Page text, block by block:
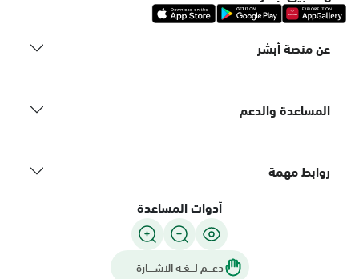
عن منصة أبشر
المساعدة والدعم
روابط مهمة
أدوات المساعدة
دعـــم لـــغـة الاشــــارة